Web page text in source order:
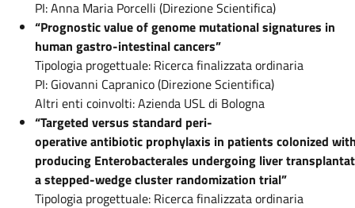
PI: Anna Maria Porcelli (Direzione Scientifica)
“Prognostic value of genome mutational signatures in
human gastro-intestinal cancers”
Tipologia progettuale: Ricerca finalizzata ordinaria
PI: Giovanni Capranico (Direzione Scientifica)
Altri enti coinvolti: Azienda USL di Bologna
“Targeted versus standard peri-
operative antibiotic prophylaxis in patients colonized
producing Enterobacterales undergoing liver
a stepped-wedge cluster randomization trial”
Tipologia progettuale: Ricerca finalizzata ordinaria